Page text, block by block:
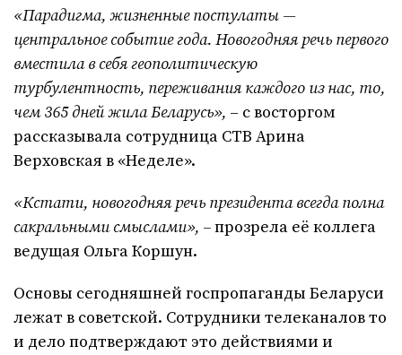
«Парадигма, жизненные постулаты —
центральное событие года. Новогодняя речь первого
вместила в себя геополитическую
турбулентность, переживания каждого из нас, то,
чем 365 дней жила Беларусь», – с восторгом
рассказывала сотрудница СТВ Арина
Верховская в «Неделе».
«Кстати, новогодняя речь президента всегда полна
сакральными смыслами», –прозрела её коллега
ведущая Ольга Коршун.
Основы сегодняшней госпропаганды Беларуси
лежат в советской. Сотрудники телеканалов то
и дело подтверждают это действиями и